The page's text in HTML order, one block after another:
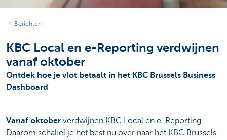
Berichten
KBC Local en e-Reporting verdwijnen
vanaf oktober
Ontdek hoe je vlot betaalt in het KBC Brussels Business
Dashboard
Vanaf oktober verdwijnen KBC Local en e-Reporting.
Daarom schakel je het best nu over naar het KBC Brussels